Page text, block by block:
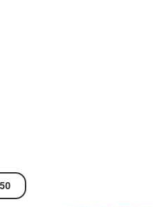
50